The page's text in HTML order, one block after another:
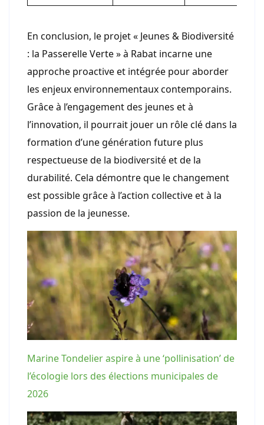
En conclusion, le projet « Jeunes & Biodiversité
: la Passerelle Verte » à Rabat incarne une
approche proactive et intégrée pour aborder
les enjeux environnementaux contemporains.
Grâce à l’engagement des jeunes et à
l’innovation, il pourrait jouer un rôle clé dans la
formation d’une génération future plus
respectueuse de la biodiversité et de la
durabilité. Cela démontre que le changement
est possible grâce à l’action collective et à la
passion de la jeunesse.
Marine Tondelier aspire à une ‘pollinisation’ de
l’écologie lors des élections municipales de
2026